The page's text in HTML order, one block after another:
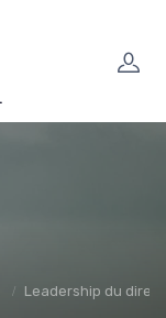
Leadership du